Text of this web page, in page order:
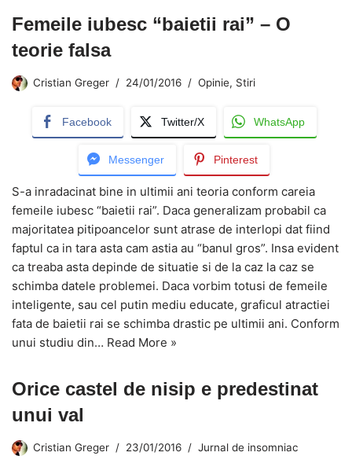
Femeile iubesc “baietii rai” – O
teorie falsa
Cristian Greger 24/01/2016 Opinie, Stiri
Facebook Twitter/X WhatsApp
Messenger Pinterest
S-a inradacinat bine in ultimii ani teoria conform careia
femeile iubesc “baietii rai”. Daca generalizam probabil ca
majoritatea pitipoancelor sunt atrase de interlopi dat fiind
faptul ca in tara asta cam astia au “banul gros”. Insa evident
ca treaba asta depinde de situatie si de la caz la caz se
schimba datele problemei. Daca vorbim totusi de femeile
inteligente, sau cel putin mediu educate, graficul atractiei
fata de baietii rai se schimba drastic pe ultimii ani. Conform
unui studiu din… Read More »
Orice castel de nisip e predestinat
unui val
Cristian Greger 23/01/2016 Jurnal de insomniac